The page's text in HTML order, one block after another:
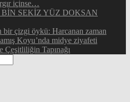
içinse…
SEKİZ YÜZ DOKSAN
bir çizgi öykü: Harcanan zaman
Koyu’nda midye ziyafeti
Çeşitliliğin Tapınağı